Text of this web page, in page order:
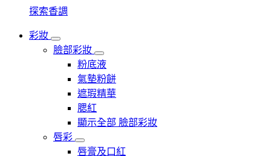
探索香調
彩妝
臉部彩妝
粉底液
氣墊粉餅
遮瑕精華
腮紅
顯示全部 臉部彩妝
唇彩
唇膏及口紅